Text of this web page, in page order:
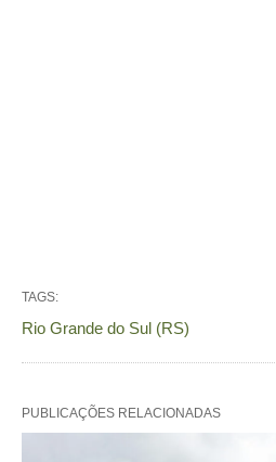
TAGS:
Rio Grande do Sul (RS)
PUBLICAÇÕES RELACIONADAS